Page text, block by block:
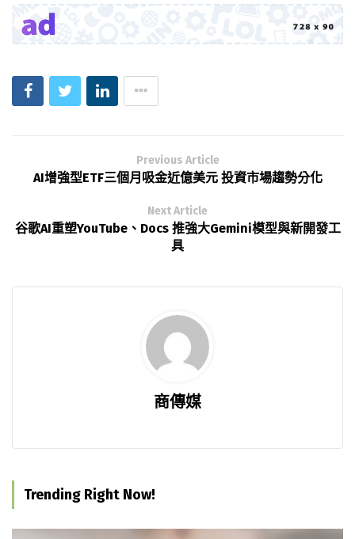
Previous Article
AI增強型ETF三個月吸金近億美元 投資市場趨勢分化
Next Article
谷歌AI重塑YouTube、Docs 推強大Gemini模型與新開發工
具
商傳媒
Trending Right Now!